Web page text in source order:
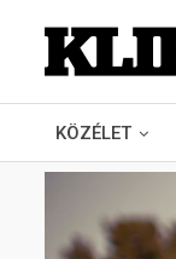
KÖZÉLET